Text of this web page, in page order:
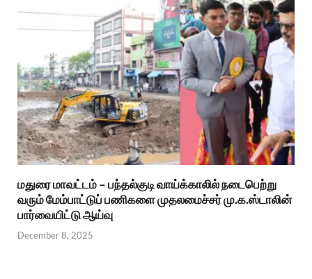
மதுரை மாவட்டம் – பந்தல்குடி வாய்க்காலில் நடைபெற்று
வரும் மேம்பாட்டுப் பணிகளை முதலமைச்சர் மு.க.ஸ்டாலின்
பார்வையிட்டு ஆய்வு
December 8, 2025